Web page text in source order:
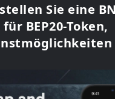
Sie eine
BEP20-Token,